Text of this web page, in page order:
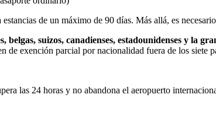
estancias de un máximo de 90 días. Más allá, es
belgas, suizos, canadienses, estadounidenses y la
de exención parcial por nacionalidad fuera de los siete
las 24 horas y no abandona el aeropuerto